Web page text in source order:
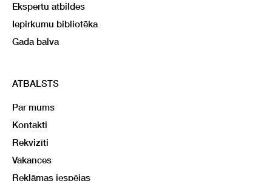
Ekspertu atbildes
Iepirkumu bibliotēka
Gada balva
ATBALSTS
Par mums
Kontakti
Rekvizīti
Vakances
Reklāmas iespējas